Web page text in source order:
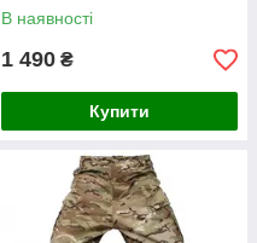
В наявності
1 490 ₴
Купити